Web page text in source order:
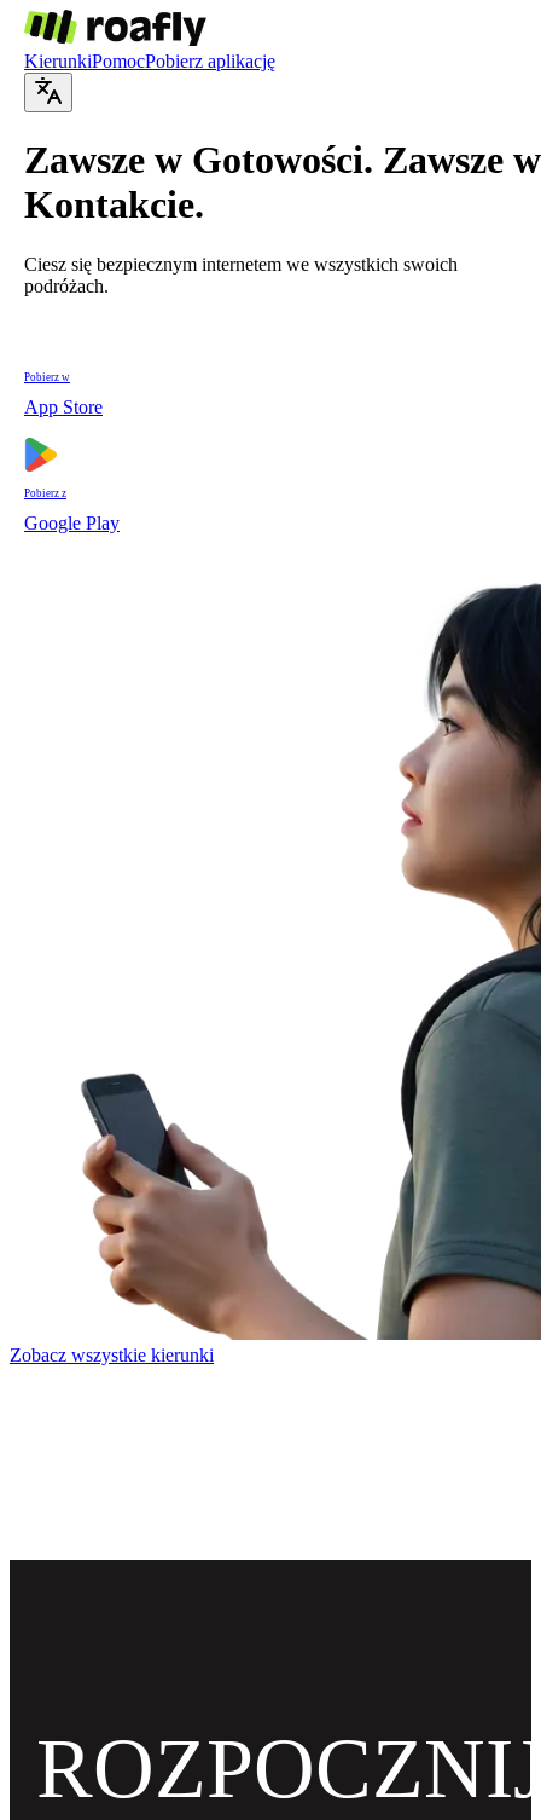
KierunkiPomocPobierz aplikację
Zawsze w Gotowości. Zawsze w
Kontakcie.
Ciesz się bezpiecznym internetem we wszystkich swoich
podróżach.
Pobierz w
App Store
Pobierz z
Google Play
Zobacz wszystkie kierunki